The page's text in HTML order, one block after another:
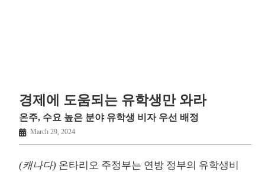
경제에 도움되는 유학생만 와라
온주, 수요 높은 분야 유학생 비자 우선 배정
March 29, 2024
(캐나다) 온타리오 주정부는 연방 정부의 유학생비